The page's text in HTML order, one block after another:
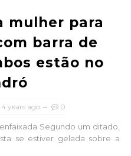
mulher para
barra de
estão no
4 years ago 0
Segundo um ditado,
se estiver gelada sobre a